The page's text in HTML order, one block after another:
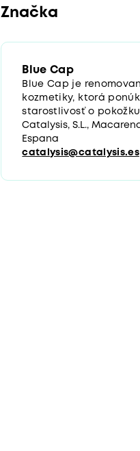
Značka
Blue Cap
Blue Cap je
kozmetiky, ktorá
starostlivosť o
Catalysis, S.L.,
Espana
catalysis@catalysis.es